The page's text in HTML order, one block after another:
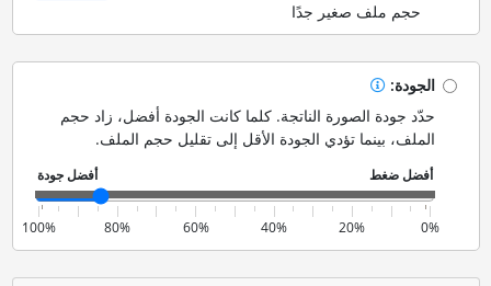
حجم ملف صغير جدًا
الجودة:
حدّد جودة الصورة الناتجة. كلما كانت الجودة أفضل، زاد حجم
الملف، بينما تؤدي الجودة الأقل إلى تقليل حجم الملف.
0%
20%
40%
60%
80%
100%